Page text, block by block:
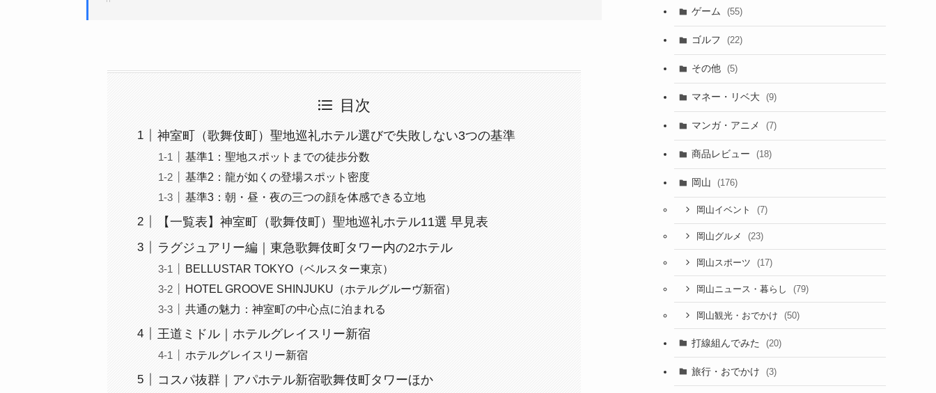
目次
神室町（歌舞伎町）聖地巡礼ホテル選びで失敗しない3つの基準
基準1：聖地スポットまでの徒歩分数
基準2：龍が如くの登場スポット密度
基準3：朝・昼・夜の三つの顔を体感できる立地
【一覧表】神室町（歌舞伎町）聖地巡礼ホテル11選 早見表
ラグジュアリー編｜東急歌舞伎町タワー内の2ホテル
BELLUSTAR TOKYO（ベルスター東京）
HOTEL GROOVE SHINJUKU（ホテルグルーヴ新宿）
共通の魅力：神室町の中心点に泊まれる
王道ミドル｜ホテルグレイスリー新宿
ホテルグレイスリー新宿
コスパ抜群｜アパホテル新宿歌舞伎町タワーほか
ゲーム (55)
ゴルフ (22)
その他 (5)
マネー・リベ大 (9)
マンガ・アニメ (7)
商品レビュー (18)
岡山 (176)
岡山イベント (7)
岡山グルメ (23)
岡山スポーツ (17)
岡山ニュース・暮らし (79)
岡山観光・おでかけ (50)
打線組んでみた (20)
旅行・おでかけ (3)